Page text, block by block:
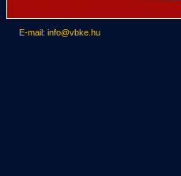
E-mail: info@vbke.hu